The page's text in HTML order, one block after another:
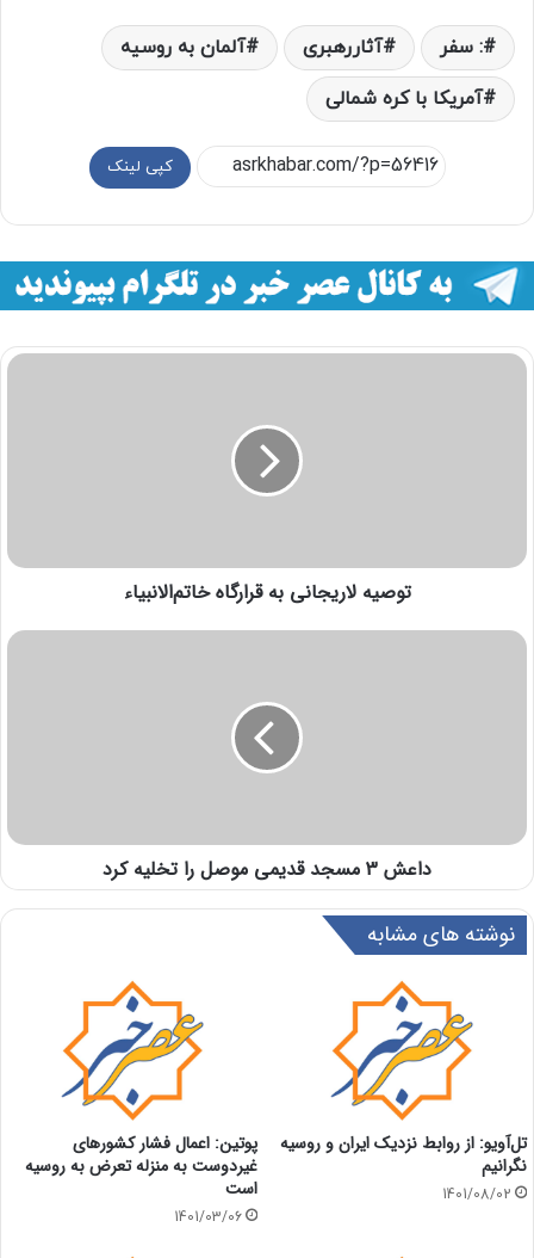
: سفر آثاررهبری
آلمان به روسیه
آمریکا با کره شمالی
کپی لینک
توصیه لاریجانی به قرارگاه خاتم‌الانبیاء
داعش 3 مسجد قدیمی موصل را تخلیه کرد
نوشته های مشابه
تل‌آویو: از روابط نزدیک ایران و روسیه
نگرانیم
1401/08/02
پوتین: اعمال فشار کشورهای
غیردوست به منزله تعرض به روسیه
است
1401/03/06